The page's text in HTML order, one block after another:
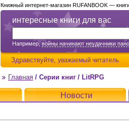
интересные книги для вас
Например,войны начинают неудачники
Здравствуйте, уважаемый читатель
Книжный интернет-магазин RUFANBOOK —
Главная / Серии книг / LitRPG
Новости